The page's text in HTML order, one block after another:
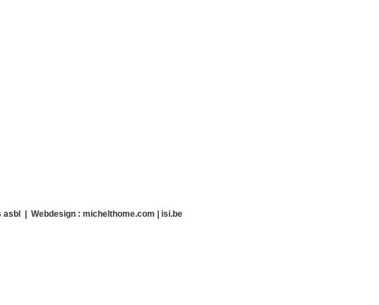
| Webdesign : michelthome.com | isi.be